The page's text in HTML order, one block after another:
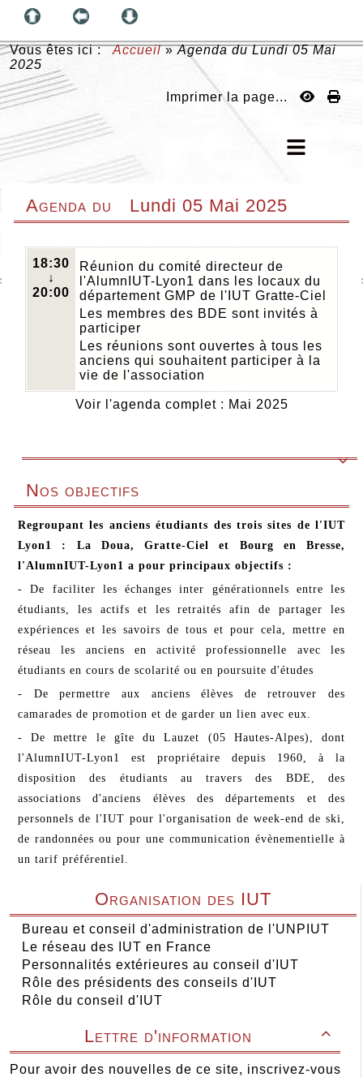
Vous êtes ici :Accueil»Agenda duLundi 05 Mai
2025
Imprimer la page...
Organisation des IUT
Bureau et conseil d'administration de l'UNPIUT
Le réseau des IUT en France
Personnalités extérieures au conseil d'IUT
Rôle des présidents des conseils d'IUT
Rôle du conseil d'IUT

Lettre d'information
Pour avoir des nouvelles de ce site, inscrivez-vous
Agenda du Lundi 05 Mai 2025
18:30
↓
20:00
Réunion du comité directeur de
l'AlumnIUT-Lyon1 dans les locaux du
département GMP de l'IUT Gratte-Ciel
Les membres des BDE sont invités à
participer
Les réunions sont ouvertes à tous les
anciens qui souhaitent participer à la
vie de l'association
Voir l'agenda complet : Mai 2025

Nos objectifs
Regroupant les anciens étudiants des trois sites de l'IUT
Lyon1 : La Doua, Gratte-Ciel et Bourg en Bresse,
l'AlumnIUT-Lyon1 a pour principaux objectifs :
- De faciliter les échanges inter générationnels entre les
étudiants, les actifs et les retraités afin de partager les
expériences et les savoirs de tous et pour cela, mettre en
réseau les anciens en activité professionnelle avec les
étudiants en cours de scolarité ou en poursuite d'études
- De permettre aux anciens élèves de retrouver des
camarades de promotion et de garder un lien avec eux.
- De mettre le gîte du Lauzet (05 Hautes-Alpes), dont
l'AlumnIUT-Lyon1 est propriétaire depuis 1960, à la
disposition des étudiants au travers des BDE, des
associations d'anciens élèves des départements et des
personnels de l'IUT pour l'organisation de week-end de ski,
de randonnées ou pour une communication évènementielle à
un tarif préférentiel.